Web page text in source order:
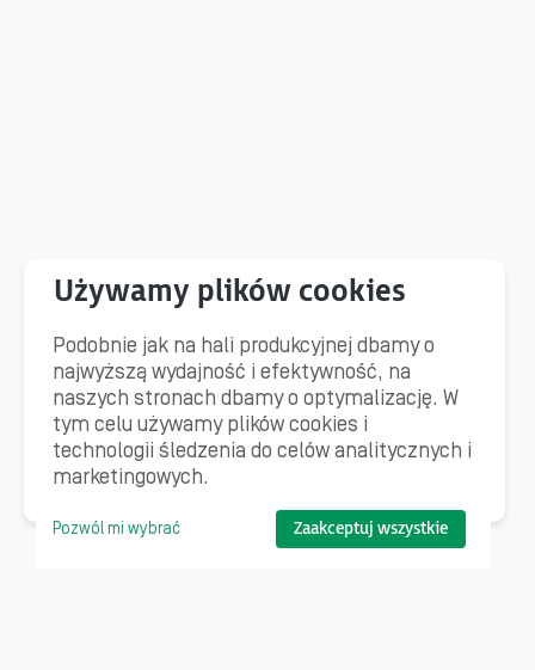
Podobnie jak na hali produkcyjnej dbamy o
najwyższą wydajność i efektywność, na
naszych stronach dbamy o optymalizację. W
tym celu używamy plików cookies i
technologii śledzenia do celów analitycznych i
marketingowych.
Pozwól mi wybrać Zaakceptuj wszystkie